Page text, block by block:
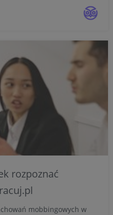
przez Pracuj.pl Polaków
rozpoznać
mobbingowych w